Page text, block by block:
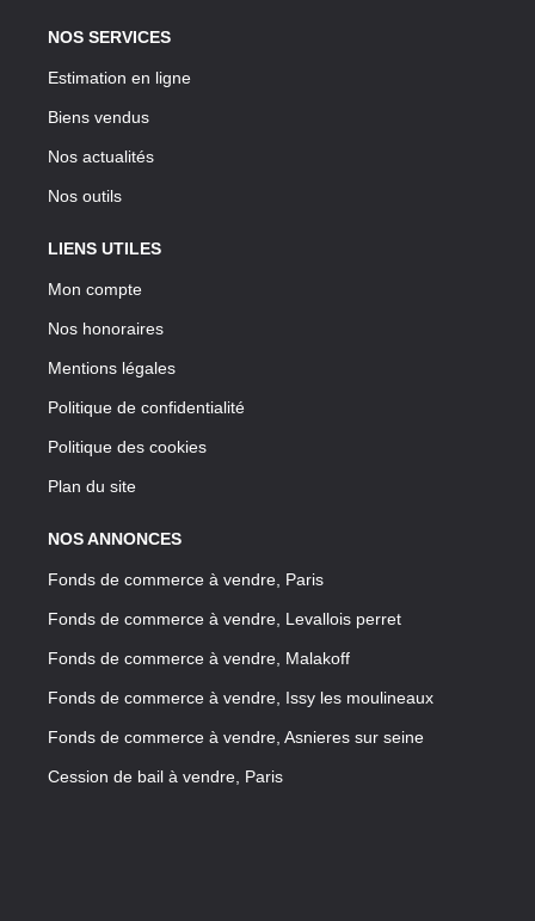
NOS SERVICES
Estimation en ligne
Biens vendus
Nos actualités
Nos outils
LIENS UTILES
Mon compte
Nos honoraires
Mentions légales
Politique de confidentialité
Politique des cookies
Plan du site
NOS ANNONCES
Fonds de commerce à vendre, Paris
Fonds de commerce à vendre, Levallois perret
Fonds de commerce à vendre, Malakoff
Fonds de commerce à vendre, Issy les moulineaux
Fonds de commerce à vendre, Asnieres sur seine
Cession de bail à vendre, Paris